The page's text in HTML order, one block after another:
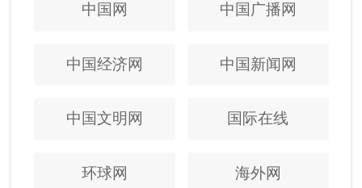
中国网 中国广播网
中国经济网 中国新闻网
中国文明网 国际在线
环球网 海外网